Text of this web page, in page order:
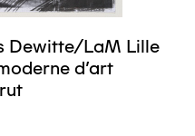
Dewitte/LaM Lille
d’art